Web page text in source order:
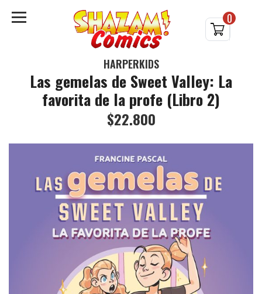
0
HARPERKIDS
Las gemelas de Sweet Valley: La
favorita de la profe (Libro 2)
$22.800